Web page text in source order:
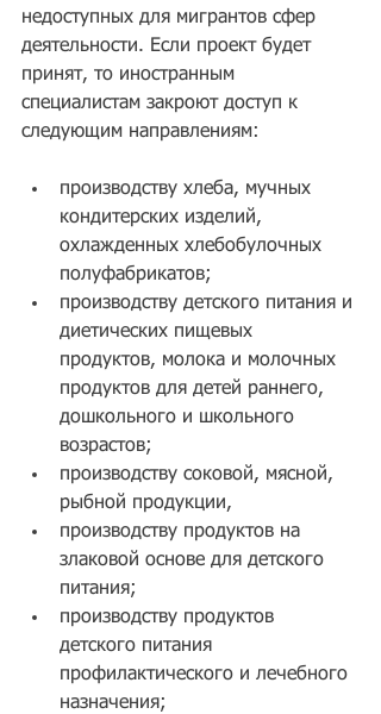
недоступных для мигрантов сфер
деятельности. Если проект будет
принят, то иностранным
специалистам закроют доступ к
следующим направлениям:
производству хлеба, мучных
кондитерских изделий,
охлажденных хлебобулочных
полуфабрикатов;
производству детского питания и
диетических пищевых
продуктов, молока и молочных
продуктов для детей раннего,
дошкольного и школьного
возрастов;
производству соковой, мясной,
рыбной продукции,
производству продуктов на
злаковой основе для детского
питания;
производству продуктов
детского питания
профилактического и лечебного
назначения;